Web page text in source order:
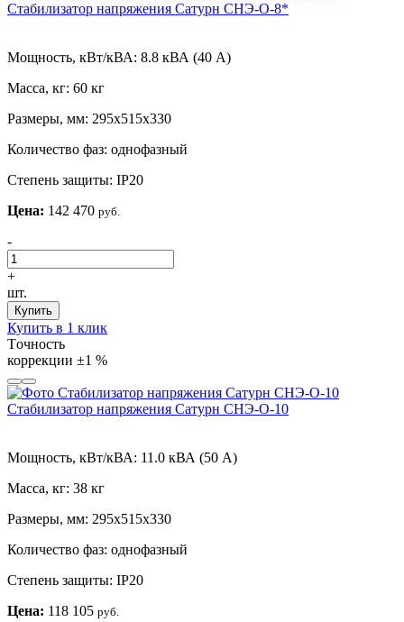
Стабилизатор напряжения Сатурн СНЭ-О-8*
Мощность, кВт/кВА: 8.8 кВА (40 А)
Масса, кг: 60 кг
Размеры, мм: 295х515х330
Количество фаз: однофазный
Степень защиты: IP20
Цена: 142 470 руб.
-
+
шт.
Купить
Купить в 1 клик
Tочность
коррекции ±1 %
Стабилизатор напряжения Сатурн СНЭ-О-10
Мощность, кВт/кВА: 11.0 кВА (50 А)
Масса, кг: 38 кг
Размеры, мм: 295х515х330
Количество фаз: однофазный
Степень защиты: IP20
Цена: 118 105 руб.